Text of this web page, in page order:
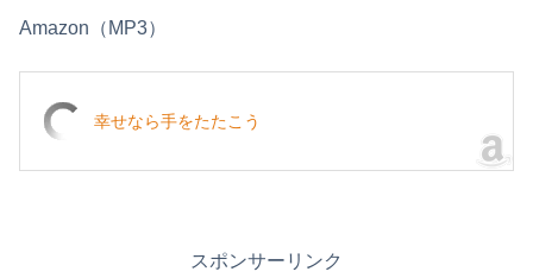
Amazon（MP3）
幸せなら手をたたこう
スポンサーリンク